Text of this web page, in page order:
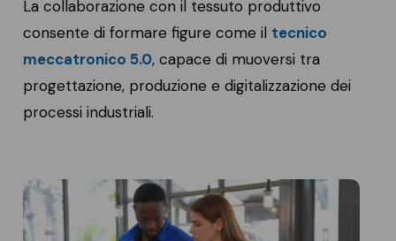
La collaborazione con il tessuto produttivo
consente di formare figure come il tecnico
meccatronico 5.0, capace di muoversi tra
progettazione, produzione e digitalizzazione dei
processi industriali.